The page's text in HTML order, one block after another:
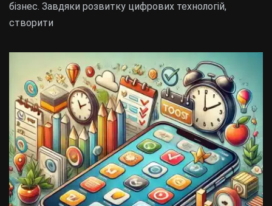
бізнес. Завдяки розвитку цифрових технологій,
створити